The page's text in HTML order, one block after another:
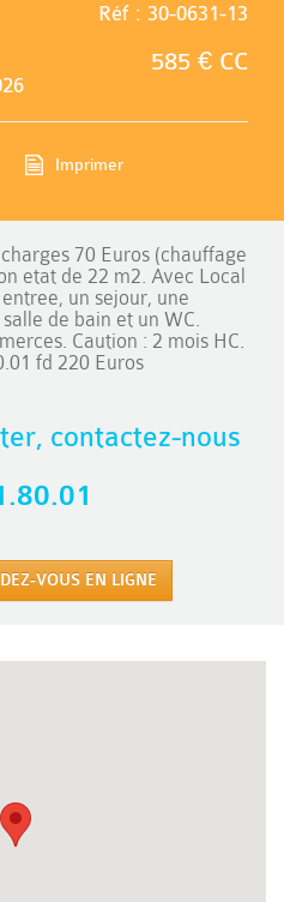
Réf : 30-0631-13
585 € CC
Imprimer
70 Euros (chauffage
etat de 22 m2. Avec Local
un sejour, une
de bain et un WC.
Caution : 2 mois HC.
fd 220 Euros
contactez-nous
VOUS EN LIGNE